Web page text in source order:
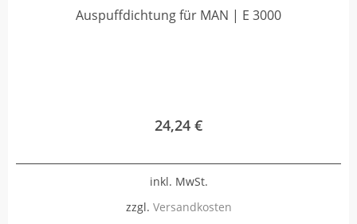
Auspuffdichtung für MAN | E 3000
24,24 €
inkl. MwSt.
zzgl. Versandkosten